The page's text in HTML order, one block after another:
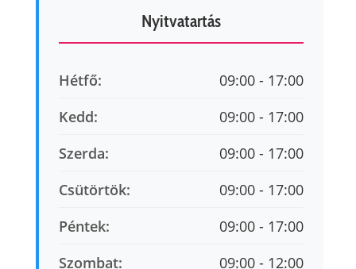
Nyitvatartás
Hétfő:
09:00 - 17:00
Kedd:
09:00 - 17:00
Szerda:
09:00 - 17:00
Csütörtök:
09:00 - 17:00
Péntek:
09:00 - 17:00
Szombat:
09:00 - 12:00